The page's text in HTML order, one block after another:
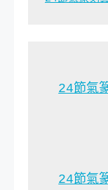
24節氣
24節氣